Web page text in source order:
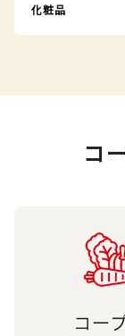
化粧品
コ